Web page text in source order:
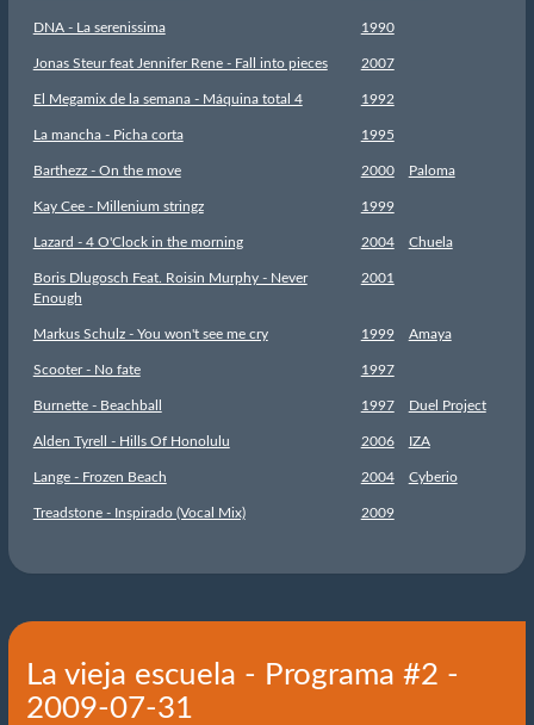
DNA - La serenissima 1990
Jonas Steur feat Jennifer Rene - Fall into pieces 2007
El Megamix de la semana - Máquina total 4 1992
La mancha - Picha corta 1995
Barthezz - On the move 2000 Paloma
Kay Cee - Millenium stringz 1999
Lazard - 4 O'Clock in the morning 2004 Chuela
Boris Dlugosch Feat. Roisin Murphy - Never
Enough
2001
Markus Schulz - You won't see me cry 1999 Amaya
Scooter - No fate 1997
Burnette - Beachball 1997 Duel Project
Alden Tyrell - Hills Of Honolulu 2006 IZA
Lange - Frozen Beach 2004 Cyberio
Treadstone - Inspirado (Vocal Mix) 2009
La vieja escuela - Programa #2 -
2009-07-31